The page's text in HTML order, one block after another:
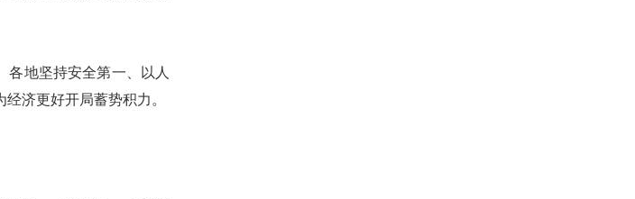
地坚持安全第一、以人
济更好开局蓄势积力。